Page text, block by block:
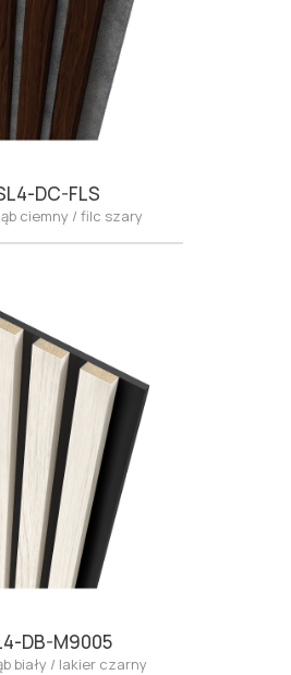
DC-FLS
ciemny / filc szary
DB-M9005
biały / lakier czarny